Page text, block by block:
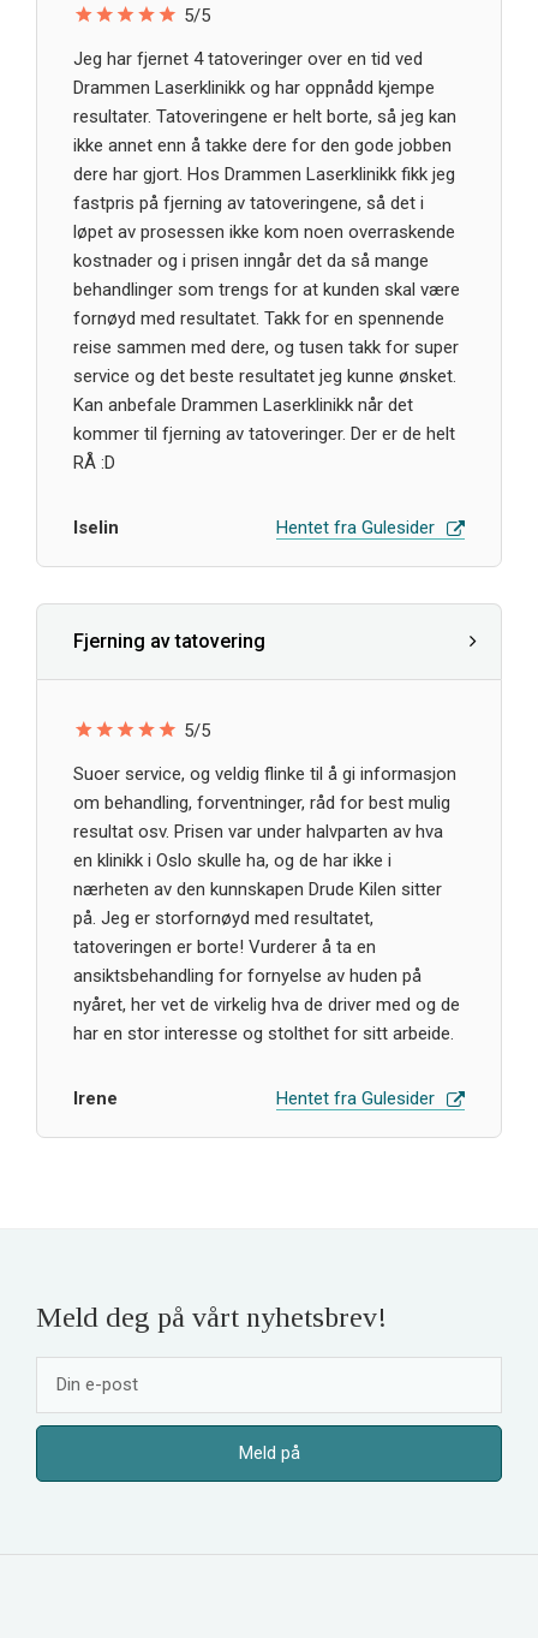
5/5
Jeg har fjernet 4 tatoveringer over en tid ved
Drammen Laserklinikk og har oppnådd kjempe
resultater. Tatoveringene er helt borte, så jeg kan
ikke annet enn å takke dere for den gode jobben
dere har gjort. Hos Drammen Laserklinikk fikk jeg
fastpris på fjerning av tatoveringene, så det i
løpet av prosessen ikke kom noen overraskende
kostnader og i prisen inngår det da så mange
behandlinger som trengs for at kunden skal være
fornøyd med resultatet. Takk for en spennende
reise sammen med dere, og tusen takk for super
service og det beste resultatet jeg kunne ønsket.
Kan anbefale Drammen Laserklinikk når det
kommer til fjerning av tatoveringer. Der er de helt
RÅ :D
Iselin Hentet fra Gulesider
Fjerning av tatovering
5/5
Suoer service, og veldig flinke til å gi informasjon
om behandling, forventninger, råd for best mulig
resultat osv. Prisen var under halvparten av hva
en klinikk i Oslo skulle ha, og de har ikke i
nærheten av den kunnskapen Drude Kilen sitter
på. Jeg er storfornøyd med resultatet,
tatoveringen er borte! Vurderer å ta en
ansiktsbehandling for fornyelse av huden på
nyåret, her vet de virkelig hva de driver med og de
har en stor interesse og stolthet for sitt arbeide.
Irene Hentet fra Gulesider
Meld deg på vårt nyhetsbrev!